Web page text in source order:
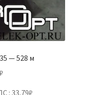
— 528 м
₽
: 33,79₽